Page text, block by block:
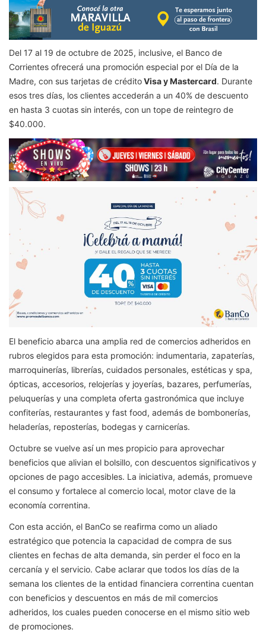
Del 17 al 19 de octubre de 2025, inclusive, el Banco de
Corrientes ofrecerá una promoción especial por el Día de la
Madre, con sus tarjetas de créditoVisa y Mastercard. Durante
esos tres días, los clientes accederán a un 40% de descuento
en hasta 3 cuotas sin interés, con un tope de reintegro de
$40.000.
El beneficio abarca una amplia red de comercios adheridos en
rubros elegidos para esta promoción: indumentaria, zapaterías,
marroquinerías, librerías, cuidados personales, estéticas y spa,
ópticas, accesorios, relojerías y joyerías, bazares, perfumerías,
peluquerías y una completa oferta gastronómica que incluye
confiterías, restaurantes y fast food, además de bombonerías,
heladerías, reposterías, bodegas y carnicerías.
Octubre se vuelve así un mes propicio para aprovechar
beneficios que alivian el bolsillo, con descuentos significativos y
opciones de pago accesibles. La iniciativa, además, promueve
el consumo y fortalece al comercio local, motor clave de la
economía correntina.
Con esta acción, el BanCo se reafirma como un aliado
estratégico que potencia la capacidad de compra de sus
clientes en fechas de alta demanda, sin perder el foco en la
cercanía y el servicio. Cabe aclarar que todos los días de la
semana los clientes de la entidad financiera correntina cuentan
con beneficios y descuentos en más de mil comercios
adheridos, los cuales pueden conocerse en el mismo sitio web
de promociones.